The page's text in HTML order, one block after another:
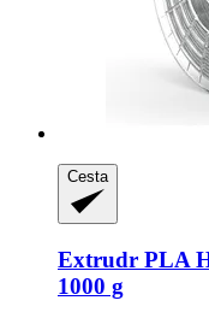
Cesta
Extrudr PLA
1000 g